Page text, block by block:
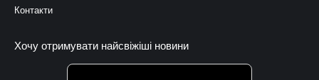
Контакти
Хочу отримувати найсвіжіші новини